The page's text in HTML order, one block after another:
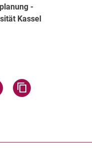
-
Kassel
teilen
WhatsApp teilen
Seite über Facebook